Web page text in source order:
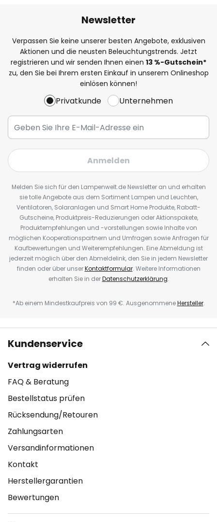
Newsletter
Verpassen Sie keine unserer besten Angebote, exklusiven
Aktionen und die neusten Beleuchtungstrends. Jetzt
registrieren und wir senden Ihnen einen 13 %-Gutschein*
zu, den Sie bei Ihrem ersten Einkauf in unserem Onlineshop
einlösen können!
Privatkunde Unternehmen
Anmelden
Melden Sie sich für den Lampenwelt.de Newsletter an und erhalten
sie tolle Angebote aus dem Sortiment Lampen und Leuchten,
Ventilatoren, Solaranlagen und Smart Home Produkte, Rabatt-
Gutscheine, Produktpreis-Reduzierungen oder Aktionspakete,
Produktempfehlungen und -vorstellungen sowie Inhalte von
möglichen Kooperationspartnern und Umfragen sowie Anfragen für
Kaufbewertungen und Weiterempfehlungen. Eine Abmeldung ist
jederzeit möglich über den Abmeldelink, den Sie in jedem Newsletter
finden oder über unserKontaktformular. Weitere Informationen
erhalten Sie in derDatenschutzerklärung.
*Ab einem Mindestkaufpreis von 99 €. AusgenommeneHersteller.
Kundenservice
Vertrag widerrufen
FAQ & Beratung
Bestellstatus prüfen
Rücksendung/Retouren
Zahlungsarten
Versandinformationen
Kontakt
Herstellergarantien
Bewertungen